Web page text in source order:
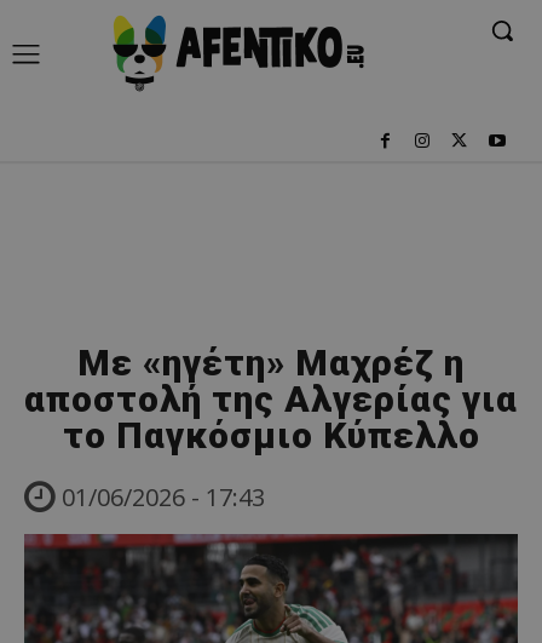
Με «ηγέτη» Μαχρέζ η
αποστολή της Αλγερίας για
το Παγκόσμιο Κύπελλο
01/06/2026 - 17:43